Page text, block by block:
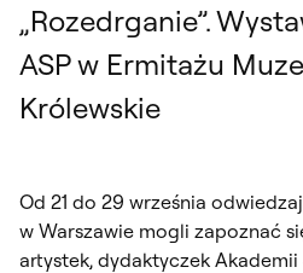
„Rozedrganie”.
ASP w Ermitażu
Królewskie
Od 21 do 29 września
w Warszawie mogli zapoznać
artystek, dydaktyczek